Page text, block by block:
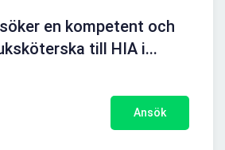
en kompetent och
till HIA i...
Ansök